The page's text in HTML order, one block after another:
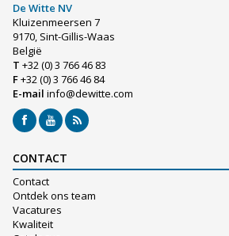
De Witte NV
Kluizenmeersen 7
9170, Sint-Gillis-Waas
België
T +32 (0) 3 766 46 83
F+32 (0) 3 766 46 84
E-mail info@dewitte.com
CONTACT
Contact
Ontdek ons team
Vacatures
Kwaliteit